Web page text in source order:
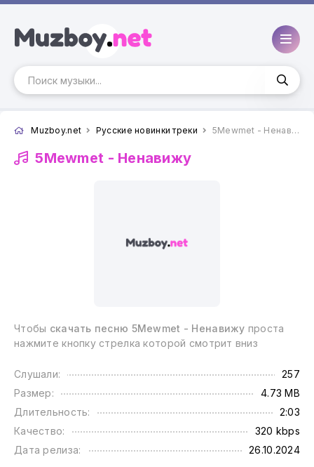
Muzboy.net Русские новинки треки 5Mewmet - Ненавижу
5Mewmet - Ненавижу
Чтобы скачать песню 5Mewmet - Ненавижу проста
нажмите кнопку стрелка которой смотрит вниз
Слушали:
257
Размер:
4.73 MB
Длительность:
2:03
Качество:
320 kbps
Дата релиза:
26.10.2024